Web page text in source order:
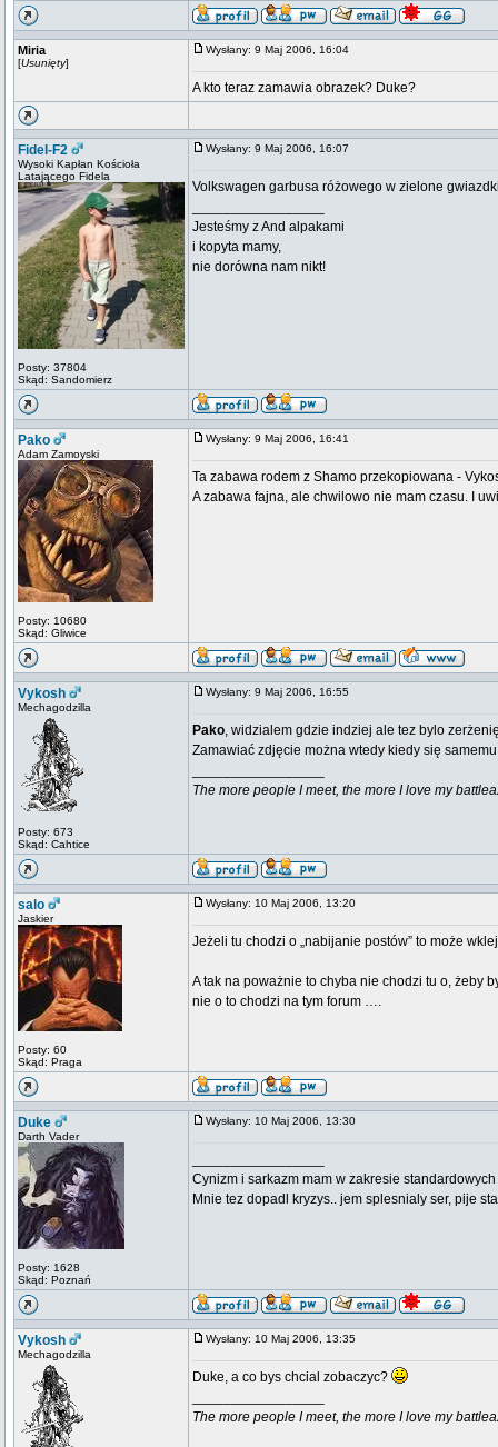
Miria
[Usunięty]
Wysłany: 9 Maj 2006, 16:04
A kto teraz zamawia obrazek? Duke?
Fidel-F2
Wysoki Kapłan Kościoła
Latającego Fidela
Posty: 37804
Skąd: Sandomierz
Wysłany: 9 Maj 2006, 16:07
Volkswagen garbusa różowego w zielone
Jesteśmy z And alpakami
i kopyta mamy,
nie dorówna nam nikt!
Pako
Adam Zamoyski
Posty: 10680
Skąd: Gliwice
Wysłany: 9 Maj 2006, 16:41
Ta zabawa rodem z Shamo przekopiowana -
A zabawa fajna, ale chwilowo nie mam czasu. I
Vykosh
Mechagodzilla
Posty: 673
Skąd: Cahtice
Wysłany: 9 Maj 2006, 16:55
Pako, widzialem gdzie indziej ale tez bylo
Zamawiać zdjęcie można wtedy kiedy się
The more people I meet, the more I love my
salo
Jaskier
Posty: 60
Skąd: Praga
Wysłany: 10 Maj 2006, 13:20
Jeżeli tu chodzi o „nabijanie postów” to może
A tak na poważnie to chyba nie chodzi tu o, żeby
nie o to chodzi na tym forum ….
Duke
Darth Vader
Posty: 1628
Skąd: Poznań
Wysłany: 10 Maj 2006, 13:30
Cynizm i sarkazm mam w zakresie
Mnie tez dopadl kryzys.. jem splesnialy ser, pije
Vykosh
Mechagodzilla
Wysłany: 10 Maj 2006, 13:35
Duke, a co bys chcial zobaczyc?
The more people I meet, the more I love my